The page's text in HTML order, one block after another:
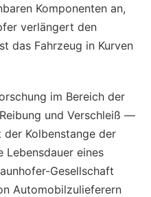
Komponenten an,
verlängert den
das Fahrzeug in Kurven
im Bereich der
und Verschleiß —
Kolbenstange der
Lebensdauer eines
Gesellschaft
Automobilzulieferern